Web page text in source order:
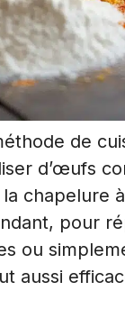
de
d’œufs
chapelure
pour
ou
aussi